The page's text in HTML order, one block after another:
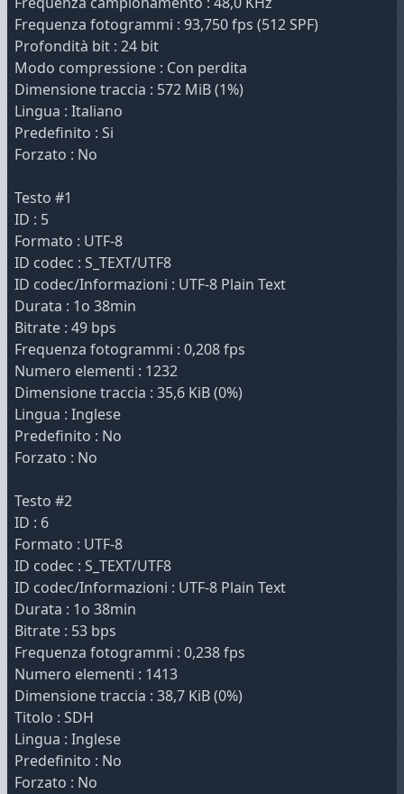
Frequenza fotogrammi : 93,750 fps (512 SPF)
Profondità bit : 24 bit
Modo compressione : Con perdita
Dimensione traccia : 572 MiB (1%)
Lingua : Italiano
Predefinito : Si
Forzato : No
Testo #1
ID : 5
Formato : UTF-8
ID codec : S_TEXT/UTF8
ID codec/Informazioni : UTF-8 Plain Text
Durata : 1o 38min
Bitrate : 49 bps
Frequenza fotogrammi : 0,208 fps
Numero elementi : 1232
Dimensione traccia : 35,6 KiB (0%)
Lingua : Inglese
Predefinito : No
Forzato : No
Testo #2
ID : 6
Formato : UTF-8
ID codec : S_TEXT/UTF8
ID codec/Informazioni : UTF-8 Plain Text
Durata : 1o 38min
Bitrate : 53 bps
Frequenza fotogrammi : 0,238 fps
Numero elementi : 1413
Dimensione traccia : 38,7 KiB (0%)
Titolo : SDH
Lingua : Inglese
Predefinito : No
Forzato : No